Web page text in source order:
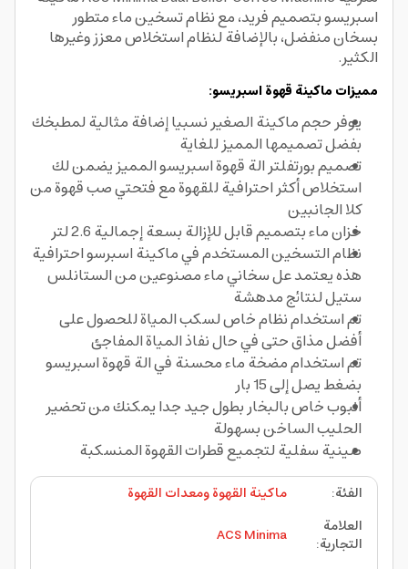
اسبريسو بتصميم فريد، مع نظام تسخين ماء متطور
بسخان منفضل، بالإضافة لنظام استخلاص معزز وغيرها
الكثير.
مميزات ماكينة قهوة اسبريسو:
يوفر حجم ماكينة الصغير نسبيا إضافة مثالية لمطبخك
بفضل تصميمها المميز للغاية
تصميم بورتفلتر الة قهوة اسبريسو المميز يضمن لك
استخلاص أكثر احترافية للقهوة مع فتحتي صب قهوة من
كلا الجانبين
خزان ماء بتصميم قابل للإزالة بسعة إجمالية 2.6 لتر
نظام التسخين المستخدم في ماكينة اسبرسو احترافية
هذه يعتمد عل سخاني ماء مصنوعين من الستانلس
ستيل لنتائج مدهشة
تم استخدام نظام خاص لسكب المياة للحصول على
أفضل مذاق حتى في حال نفاذ المياة المفاجئ
تم استخدام مضخة ماء محسنة في الة قهوة اسبريسو
بضغط يصل إلى 15 بار
أنبوب خاص بالبخار بطول جيد جدا يمكنك من تحضير
الحليب الساخن بسهولة
صينية سفلية لتجميع قطرات القهوة المنسكبة
الفئة:
ماكينة القهوة ومعدات القهوة
العلامة
التجارية:
ACS Minima